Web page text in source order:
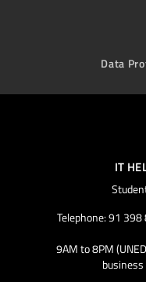
Data
IT
Telephone: 91
9AM to 8PM